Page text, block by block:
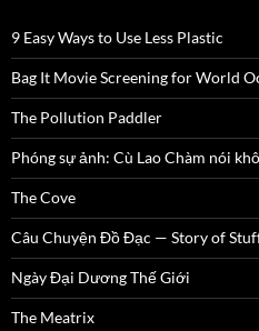
9 Easy Ways to Use Less Plastic
Bag It Movie Screening for World
The Pollution Paddler
Phóng sự ảnh: Cù Lao Chàm nói
The Cove
Câu Chuyện Đồ Đạc — Story of
Ngày Đại Dương Thế Giới
The Meatrix